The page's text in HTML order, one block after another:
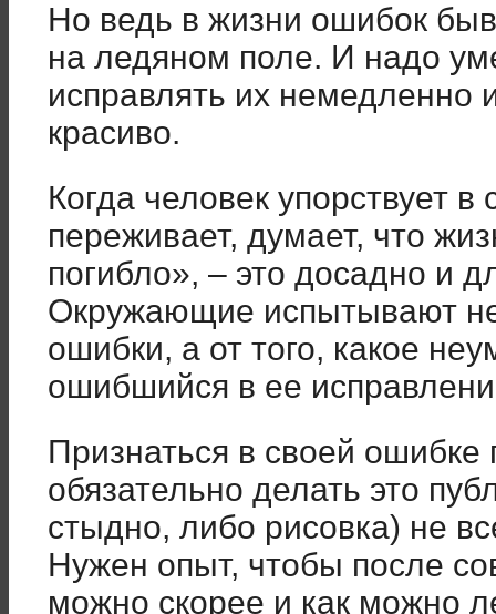
Но ведь в жизни ошибок
на ледяном поле. И надо
исправлять их
красиво.
Когда человек упорствует
переживает, думает, что
погибло», – это досадно и
Окружающие испытывают
ошибки, а от того, какое
ошибшийся в ее
Признаться в своей
обязательно делать это
стыдно, либо рисовка) не
Нужен опыт, чтобы после
можно скорее и как можно